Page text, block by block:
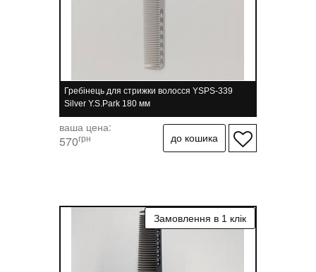
Гребінець для стрижки волосся YSPS-339
Silver Y.S.Park 180 мм
ваша цена:
570грн